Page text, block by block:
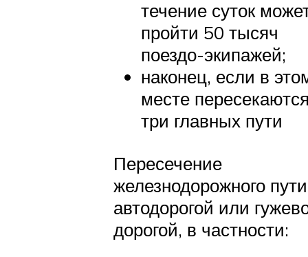
течение суток
пройти 50 тысяч
поездо-экипажей;
наконец, если в
месте
три главных пути
Пересечение
железнодорожного
автодорогой или
дорогой, в частности: